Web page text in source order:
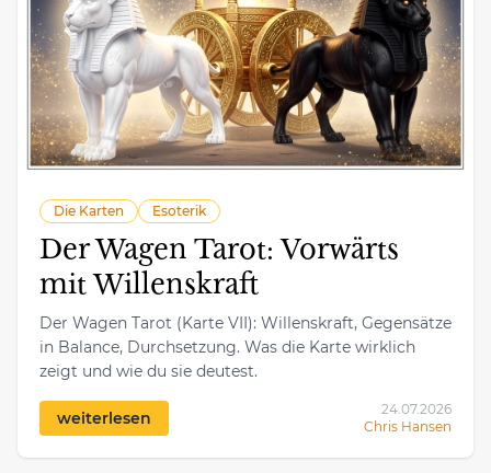
Die Karten Esoterik
Der Wagen Tarot: Vorwärts
mit Willenskraft
Der Wagen Tarot (Karte VII): Willenskraft, Gegensätze
in Balance, Durchsetzung. Was die Karte wirklich
zeigt und wie du sie deutest.
weiterlesen
24.07.2026
Chris Hansen